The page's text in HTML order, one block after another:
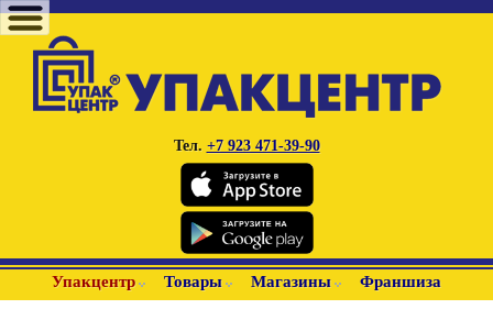
Тел. +7 923 471-39-90
Упакцентр Товары Магазины Франшиза